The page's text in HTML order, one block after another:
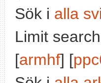
Sök i alla
Limit
[armhf] [